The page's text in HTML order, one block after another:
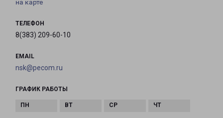
на карте
ТЕЛЕФОН
8(383) 209-60-10
EMAIL
nsk@pecom.ru
ГРАФИК РАБОТЫ